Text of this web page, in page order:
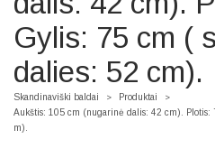
Gylis: 75 cm (
dalies: 52 cm).
Skandinaviški baldai > Produktai >
Aukštis: 105 cm (nugarinė dalis: 42 cm).
m).